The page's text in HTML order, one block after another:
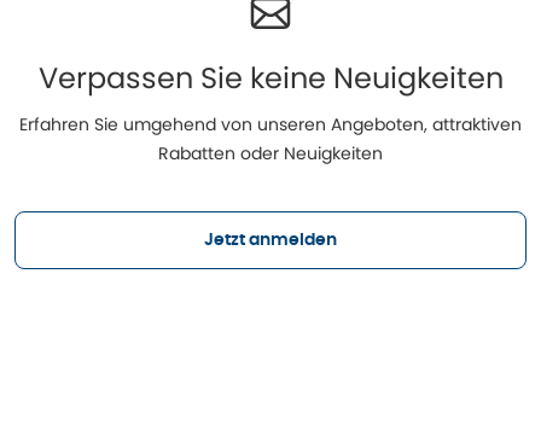
Verpassen Sie keine Neuigkeiten
Erfahren Sie umgehend von unseren Angeboten, attraktiven
Rabatten oder Neuigkeiten
Jetzt anmelden